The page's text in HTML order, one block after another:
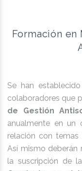
Formación
Se han
colaboradores que
de Gestión
anualmente en un
relación con temas
Así mismo deberán
la suscripción de